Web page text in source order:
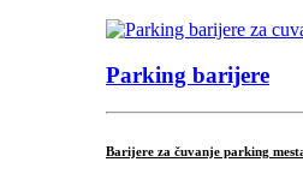
Parking barijere
Barijere za čuvanje parking